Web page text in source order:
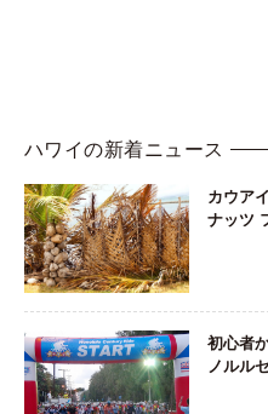
ハワイの新着ニュース
カウア
ナッツ
初心者
ノルル